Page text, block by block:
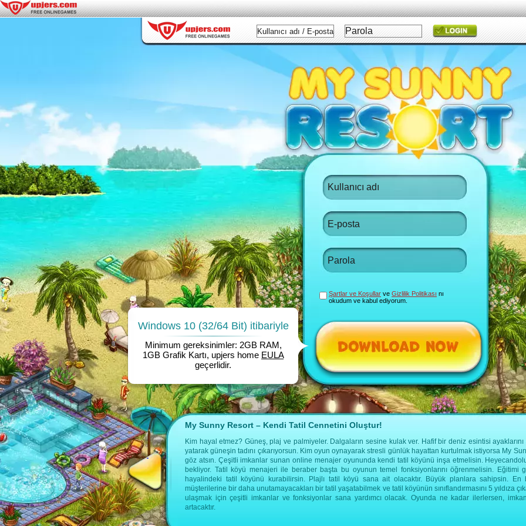
ek bilgi bulabilirsin:
My Sunny Resort – Kendi Tatil Cennetini Oluştur!
Kim hayal etmez? Güneş, plaj ve palmiyeler. Dalgaların sesine kulak ver. Hafif bir deniz esintisi ayaklarını
yatarak güneşin tadını çıkarıyorsun. Kim oyun oynayarak stresli günlük hayattan kurtulmak istiyorsa My
göz atsın. Çeşitli imkanlar sunan online menajer oyununda kendi tatil köyünü inşa etmelisin.
bekliyor. Tatil köyü menajeri ile beraber başta bu oyunun temel fonksiyonlarını öğrenmelisin. Eğitimi
hayalindeki tatil köyünü kurabilirsin. Plajlı tatil köyü sana ait olacaktır. Büyük planlara sahipsin. En
müşterilerine bir daha unutamayacakları bir tatil yaşatabilmek ve tatil köyünün sınıflandırmasını 5 yıldıza
ulaşmak için çeşitli imkanlar ve fonksiyonlar sana yardımcı olacak. Oyunda ne kadar ilerlersen,
artacaktır.
Şartlar ve Koşullar ve Gizlilik Politikası nı
okudum ve kabul ediyorum.
Windows 10 (32/64 Bit) itibariyle
Minimum gereksinimler: 2GB RAM,
1GB Grafik Kartı, upjers home EULA
geçerlidir.